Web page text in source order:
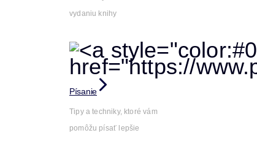
vydaniu knihy
Písanie
Tipy a techniky, ktoré vám
pomôžu písať lepšie